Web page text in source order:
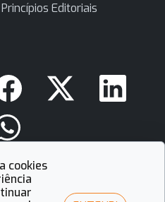
Princípios Editoriais
cookies